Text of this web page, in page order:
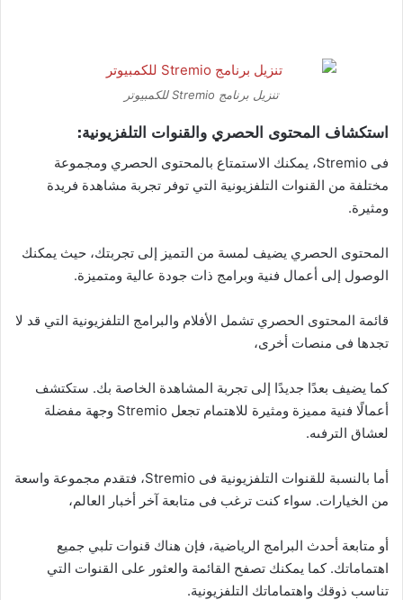
تنزيل برنامج Stremio للكمبيوتر
استكشاف المحتوى الحصري والقنوات التلفزيونية:
فى Stremio، يمكنك الاستمتاع بالمحتوى الحصري ومجموعة
مختلفة من القنوات التلفزيونية التي توفر تجربة مشاهدة فريدة
ومثيرة.
المحتوى الحصري يضيف لمسة من التميز إلى تجربتك، حيث يمكنك
الوصول إلى أعمال فنية وبرامج ذات جودة عالية ومتميزة.
قائمة المحتوى الحصري تشمل الأفلام والبرامج التلفزيونية التي قد لا
تجدها فى منصات أخرى،
كما يضيف بعدًا جديدًا إلى تجربة المشاهدة الخاصة بك. ستكتشف
أعمالًا فنية مميزة ومثيرة للاهتمام تجعل Stremio وجهة مفضلة
لعشاق الترفىه.
أما بالنسبة للقنوات التلفزيونية فى Stremio، فتقدم مجموعة واسعة
من الخيارات. سواء كنت ترغب فى متابعة آخر أخبار العالم،
أو متابعة أحدث البرامج الرياضية، فإن هناك قنوات تلبي جميع
اهتماماتك. كما يمكنك تصفح القائمة والعثور على القنوات التي
تناسب ذوقك واهتماماتك التلفزيونية.